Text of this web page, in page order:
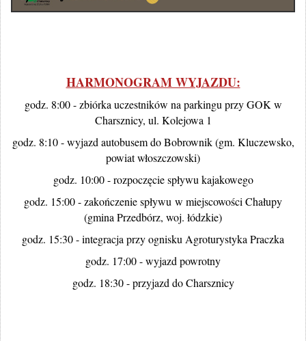
HARMONOGRAM WYJAZDU:
godz. 8:00 - zbiórka uczestników na parkingu przy GOK w
Charsznicy, ul. Kolejowa 1
godz. 8:10 - wyjazd autobusem do Bobrownik (gm. Kluczewsko,
powiat włoszczowski)
godz. 10:00 - rozpoczęcie spływu kajakowego
godz. 15:00 - zakończenie spływu w miejscowości Chałupy
(gmina Przedbórz, woj. łódzkie)
godz. 15:30 - integracja przy ognisku Agroturystyka Praczka
godz. 17:00 - wyjazd powrotny
godz. 18:30 - przyjazd do Charsznicy